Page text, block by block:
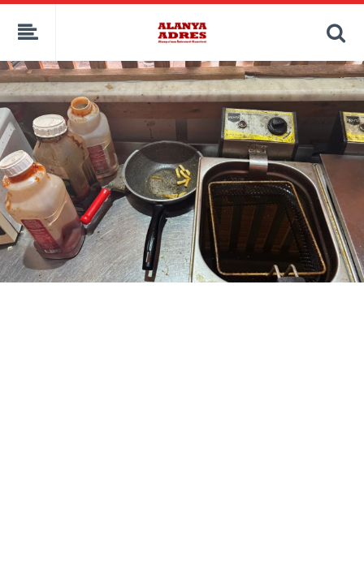
kaçak bahis
deneme bonusu
canlı bahis siteleri
deneme bonusu veren siteler
bahis siteleri
porno izle